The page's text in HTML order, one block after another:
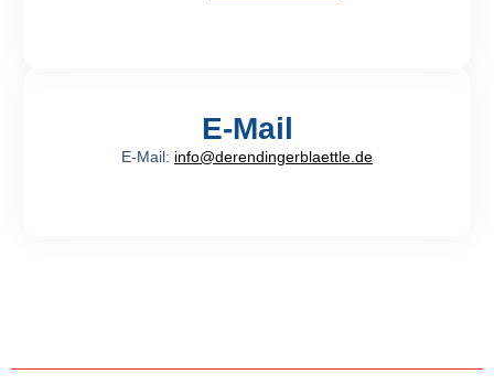
E-Mail
E-Mail: info@derendingerblaettle.de